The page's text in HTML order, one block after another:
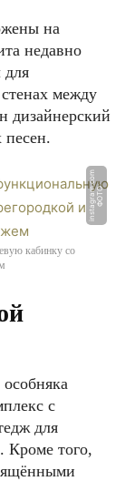
на
недавно
для
между
дизайнерский
Ф
О
Т
О:
i
n
s
t
a
g
r
a
m.
c
o
m
кабинку со
с
для
Кроме того,